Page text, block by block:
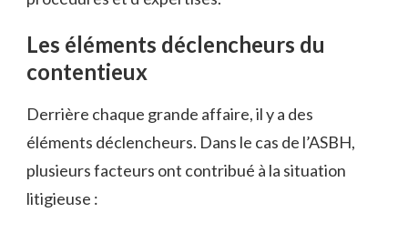
Les éléments déclencheurs du
contentieux
Derrière chaque grande affaire, il y a des
éléments déclencheurs. Dans le cas de l’ASBH,
plusieurs facteurs ont contribué à la situation
litigieuse :